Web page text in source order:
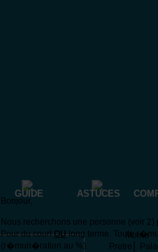
GUIDE ASTUCES
Moine
Pretre
Bonjour,
Nous recherchons une personne (voir
Pour du courtOUlong terme. Toute
(r�mun�ration au %)